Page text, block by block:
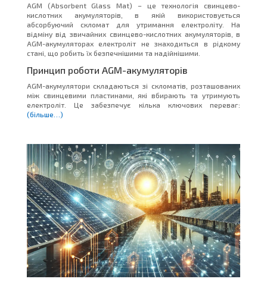
AGM (Absorbent Glass Mat) – це технологія свинцево-
кислотних акумуляторів, в якій використовується
абсорбуючий скломат для утримання електроліту. На
відміну від звичайних свинцево-кислотних акумуляторів, в
AGM-акумуляторах електроліт не знаходиться в рідкому
стані, що робить їх безпечнішими та надійнішими.
Принцип роботи AGM-акумуляторів
AGM-акумулятори складаються зі скломатів, розташованих
між свинцевими пластинами, які вбирають та утримують
електроліт. Це забезпечує кілька ключових переваг:
(більше…)